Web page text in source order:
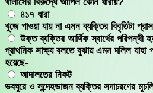
৪১৭ ধারা
খুজে পাওয়া যায় না এমন ব্যক্তির বিবৃতিটা
উক্ত ব্যক্তির আর্থিক স্বার্থের পরিপন্থী
প্রাথমিক সাক্ষ্য বলতে বুঝায় এমন দলিল যাহা
হয়েছে-
আদালতের নিকট
ভবঘুরে ও সন্দেহভাজন ব্যক্তির সদাচরণের